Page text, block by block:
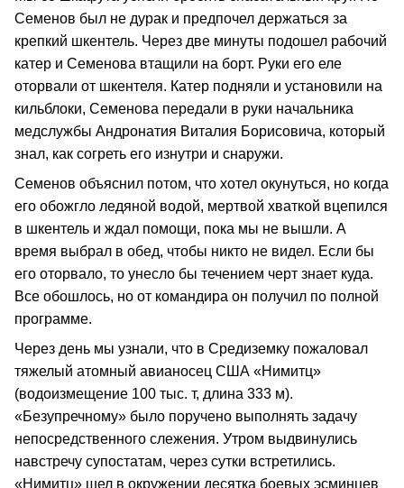
Семенов был не дурак и предпочел держаться за
крепкий шкентель. Через две минуты подошел рабочий
катер и Семенова втащили на борт. Руки его еле
оторвали от шкентеля. Катер подняли и установили на
кильблоки, Семенова передали в руки начальника
медслужбы Андронатия Виталия Борисовича, который
знал, как согреть его изнутри и снаружи.
Семенов объяснил потом, что хотел окунуться, но когда
его обожгло ледяной водой, мертвой хваткой вцепился
в шкентель и ждал помощи, пока мы не вышли. А
время выбрал в обед, чтобы никто не видел. Если бы
его оторвало, то унесло бы течением черт знает куда.
Все обошлось, но от командира он получил по полной
программе.
Через день мы узнали, что в Средиземку пожаловал
тяжелый атомный авианосец США «Нимитц»
(водоизмещение 100 тыс. т, длина 333 м).
«Безупречному» было поручено выполнять задачу
непосредственного слежения. Утром выдвинулись
навстречу супостатам, через сутки встретились.
«Нимитц» шел в окружении десятка боевых эсминцев